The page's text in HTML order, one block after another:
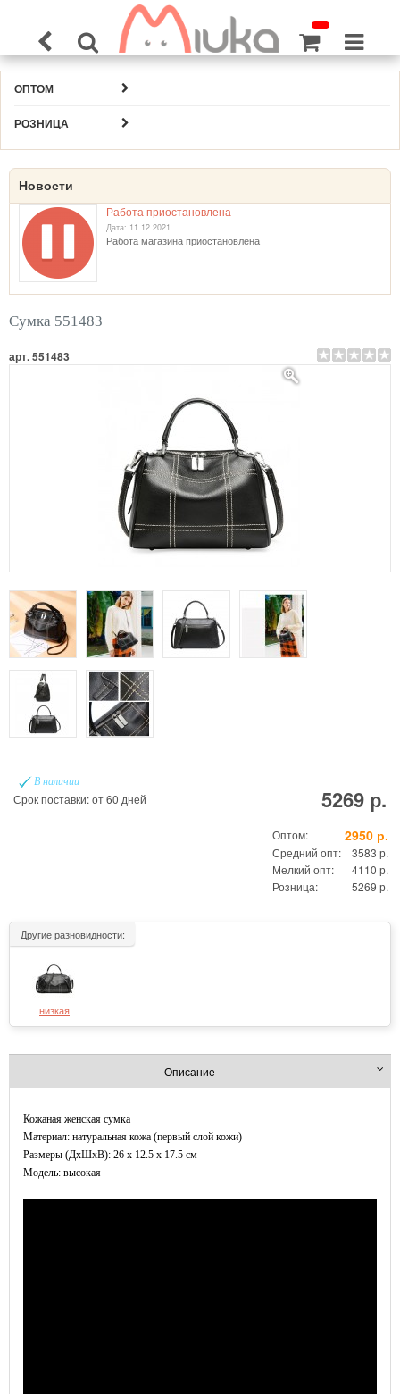
ОПТОМ
РОЗНИЦА
Новости
Работа приостановлена
Дата: 11.12.2021
Работа магазина приостановлена
Сумка 551483
арт. 551483
В наличии
Срок поставки: от 60 дней 5269 р.
Оптом: 2950 р.
Средний опт:
3583 р.
Мелкий опт:
4110 р.
Розница:
5269 р.
Другие разновидности:
низкая
Описание
Кожаная женская сумка
Материал: натуральная кожа (первый слой кожи)
Размеры (ДxШхВ): 26 x 12.5 x 17.5 см
Модель: высокая